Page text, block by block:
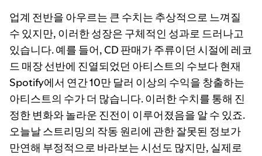
업계 전반을 아우르는 큰 수치는 추상적으로 느껴질
수 있지만, 이러한 성장은 구체적인 성과로 드러나고
있습니다. 예를 들어, CD 판매가 주류이던 시절에 레코
드 매장 선반에 진열되었던 아티스트의 수보다 현재
Spotify에서 연간 10만 달러 이상의 수익을 창출하는
아티스트의 수가 더 많습니다. 이러한 수치를 통해 진
정한 변화와 놀라운 진전이 이루어졌음을 알 수 있죠.
오늘날 스트리밍의 작동 원리에 관한 잘못된 정보가
만연해 부정적으로 바라보는 시선도 많지만, 실제로